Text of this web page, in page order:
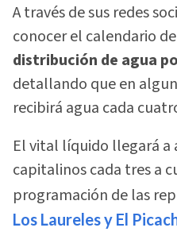
A través de sus redes
conocer el calendario
distribución de agua
detallando que en
recibirá agua cada
El vital líquido llegará a
capitalinos cada tres a
programación de las
Los Laureles y El